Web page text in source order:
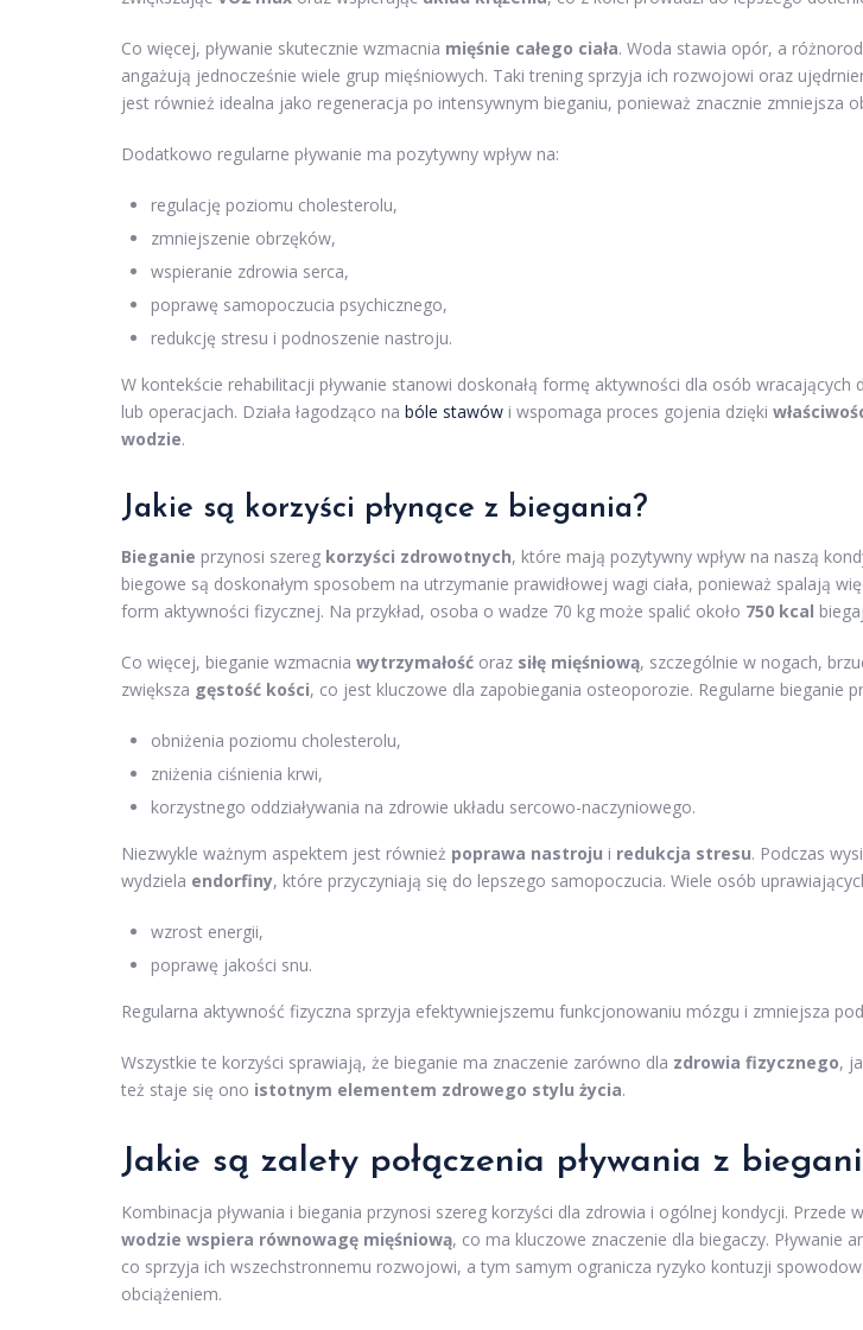
Co więcej, pływanie skutecznie wzmacnia mięśnie całego ciała. Woda stawia opór, a
angażują jednocześnie wiele grup mięśniowych. Taki trening sprzyja ich rozwojowi oraz
jest również idealna jako regeneracja po intensywnym bieganiu, ponieważ znacznie zmniejsza
Dodatkowo regularne pływanie ma pozytywny wpływ na:
regulację poziomu cholesterolu,
zmniejszenie obrzęków,
wspieranie zdrowia serca,
poprawę samopoczucia psychicznego,
redukcję stresu i podnoszenie nastroju.
W kontekście rehabilitacji pływanie stanowi doskonałą formę aktywności dla osób wracających
lub operacjach. Działa łagodząco na bóle stawów i wspomaga proces gojenia dzięki
wodzie.
Jakie są korzyści płynące z biegania?
Bieganie przynosi szereg korzyści zdrowotnych, które mają pozytywny wpływ na naszą
biegowe są doskonałym sposobem na utrzymanie prawidłowej wagi ciała, ponieważ spalają
form aktywności fizycznej. Na przykład, osoba o wadze 70 kg może spalić około 750 kcal
Co więcej, bieganie wzmacnia wytrzymałość oraz siłę mięśniową, szczególnie w nogach,
zwiększa gęstość kości, co jest kluczowe dla zapobiegania osteoporozie. Regularne bieganie
obniżenia poziomu cholesterolu,
zniżenia ciśnienia krwi,
korzystnego oddziaływania na zdrowie układu sercowo-naczyniowego.
Niezwykle ważnym aspektem jest również poprawa nastroju i redukcja stresu. Podczas
wydziela endorfiny, które przyczyniają się do lepszego samopoczucia. Wiele osób
wzrost energii,
poprawę jakości snu.
Regularna aktywność fizyczna sprzyja efektywniejszemu funkcjonowaniu mózgu i zmniejsza
Wszystkie te korzyści sprawiają, że bieganie ma znaczenie zarówno dla zdrowia fizycznego,
też staje się ono istotnym elementem zdrowego stylu życia.
Jakie są zalety połączenia pływania z
Kombinacja pływania i biegania przynosi szereg korzyści dla zdrowia i ogólnej kondycji. Przede
wodzie wspiera równowagę mięśniową, co ma kluczowe znaczenie dla biegaczy. Pływanie
co sprzyja ich wszechstronnemu rozwojowi, a tym samym ogranicza ryzyko kontuzji
obciążeniem.